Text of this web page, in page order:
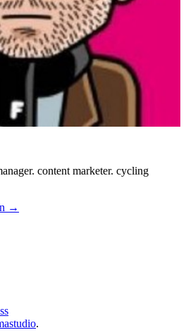
content marketer. cycling
→
.